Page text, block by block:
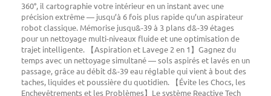
360°, il cartographie votre intérieur en un instant avec une
précision extrême — jusqu’à 6 fois plus rapide qu’un aspirateur
robot classique. Mémorise jusqu&-39 à 3 plans d&-39 étages
pour un nettoyage multi-niveaux fluide et une optimisation de
trajet intelligente. 【Aspiration et Lavege 2 en 1】Gagnez du
temps avec un nettoyage simultané — sols aspirés et lavés en un
passage, grâce au débit d&-39 eau réglable qui vient à bout des
taches, liquides et poussière du quotidien. 【Évite les Chocs, les
Enchevêtrements et les Problèmes】Le système Reactive Tech